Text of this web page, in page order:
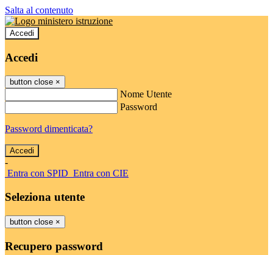
Salta al contenuto
Accedi
Accedi
button close ×
Nome Utente
Password
Password dimenticata?
-
Entra con SPID Entra con CIE
Seleziona utente
button close ×
Recupero password